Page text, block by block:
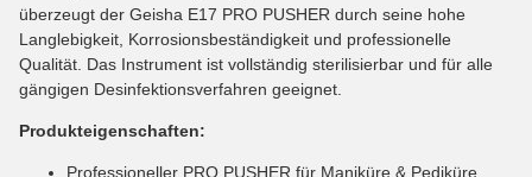
überzeugt der Geisha E17 PRO PUSHER durch seine hohe
Langlebigkeit, Korrosionsbeständigkeit und professionelle
Qualität. Das Instrument ist vollständig sterilisierbar und für alle
gängigen Desinfektionsverfahren geeignet.
Produkteigenschaften:
Professioneller PRO PUSHER für Maniküre & Pediküre